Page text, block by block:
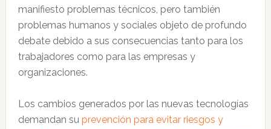
manifiesto problemas técnicos, pero también
problemas humanos y sociales objeto de profundo
debate debido a sus consecuencias tanto para los
trabajadores como para las empresas y
organizaciones.
Los cambios generados por las nuevas tecnologías
demandan su prevención para evitar riesgos y